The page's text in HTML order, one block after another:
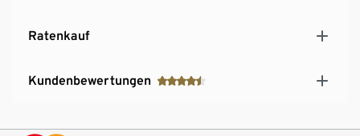
Ratenkauf
Kundenbewertungen